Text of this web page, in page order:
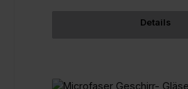
Details